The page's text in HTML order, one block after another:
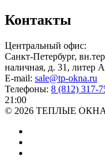
Контакты
Центральный офис:
Санкт-Петербург,
наличная, д. 31, литер
E-mail: sale@tp-okna.ru
Телефоны: 8 (812) 317-
21:00
© 2026 ТЕПЛЫЕ ОКНА